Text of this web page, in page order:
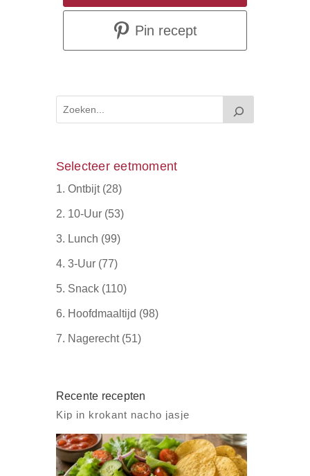
Pin recept
Selecteer eetmoment
1. Ontbijt(28)
2. 10-Uur(53)
3. Lunch (99)
4. 3-Uur(77)
5. Snack(110)
6. Hoofdmaaltijd (98)
7. Nagerecht(51)
Recente recepten
Kip in krokant nacho jasje